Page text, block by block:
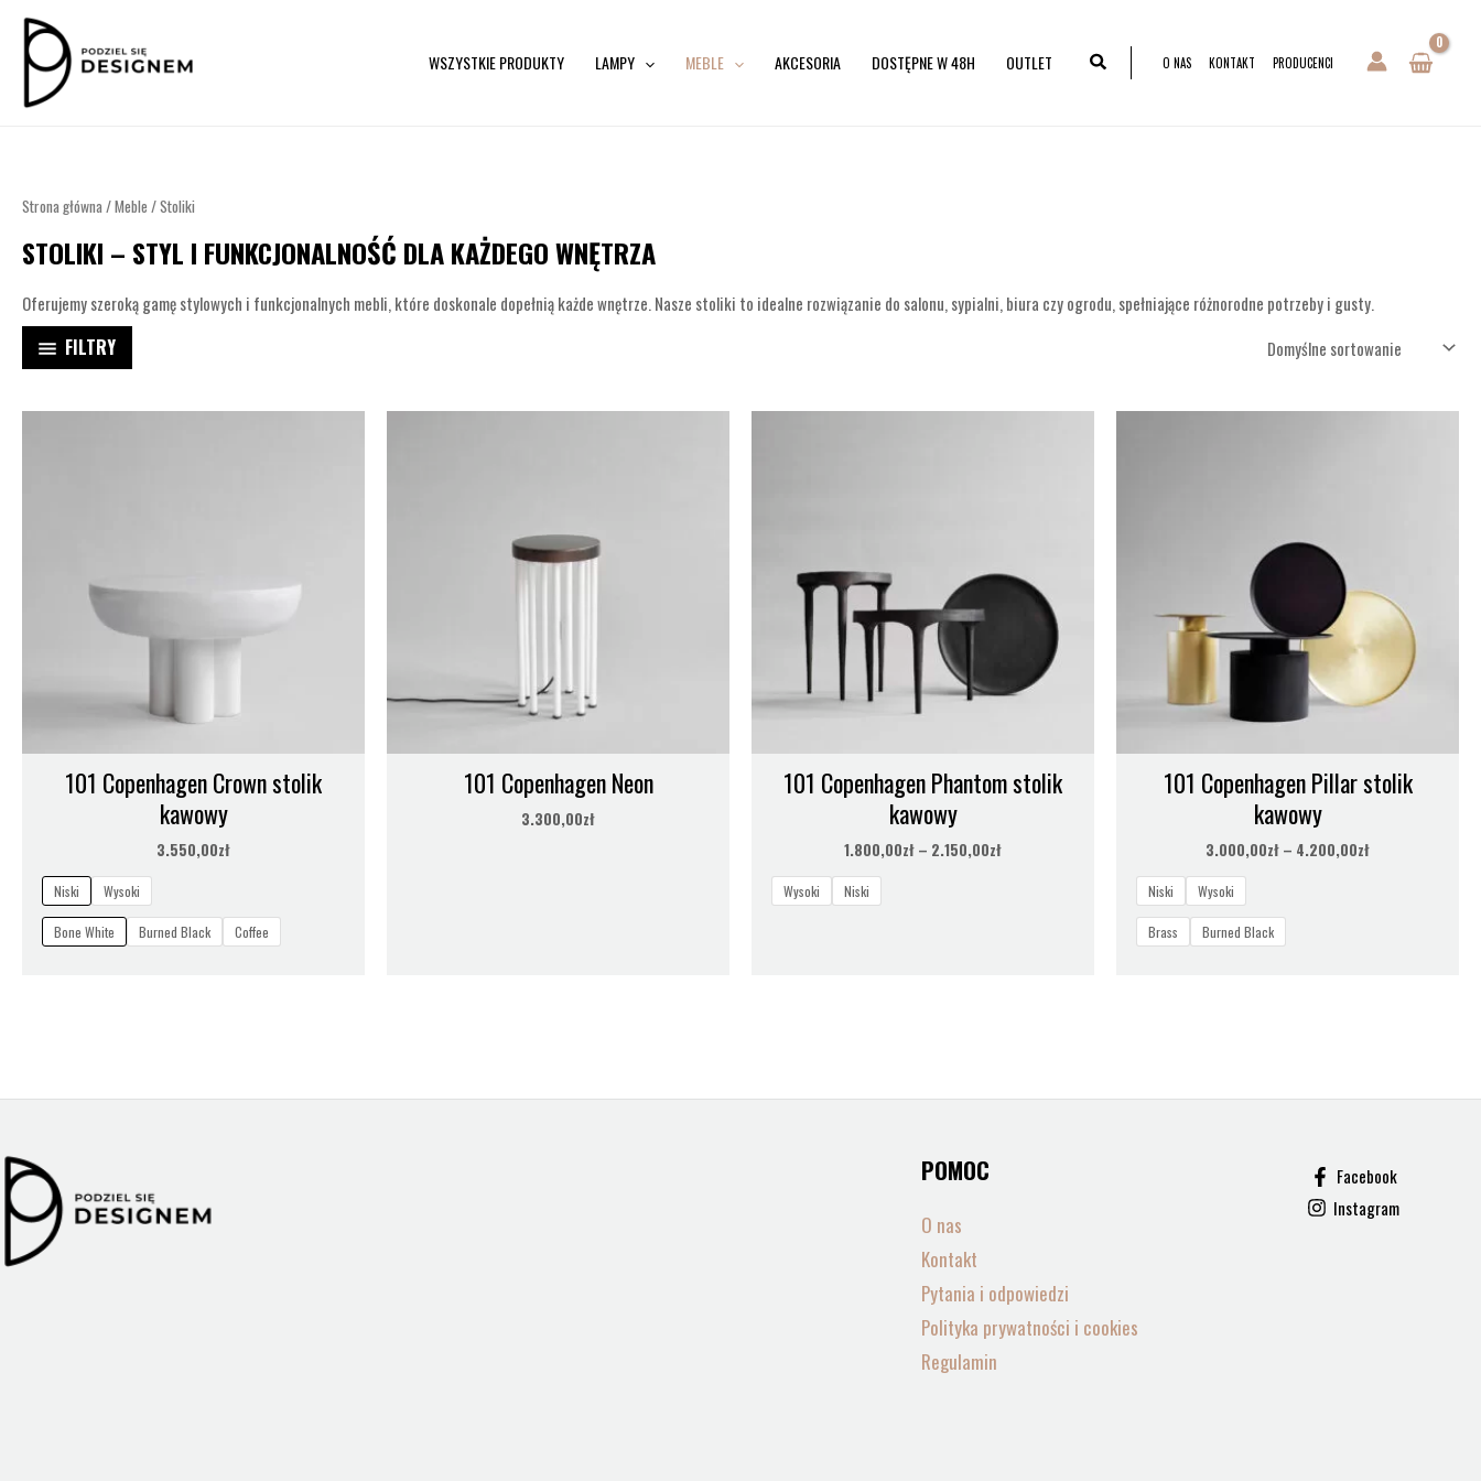
Przejdź
treści
WSZYSTKIE PRODUKTY LAMPY MEBLE AKCESORIA DOSTĘPNE W 48H OUTLET O NAS KONTAKT PRODUCENCI
Strona główna/Meble / Stoliki
STOLIKI – STYL I FUNKCJONALNOŚĆ DLA KAŻDEGO WNĘTRZA
Oferujemy szeroką gamę stylowych i funkcjonalnych mebli, które doskonale dopełnią każde wnętrze. Nasze stoliki to idealne rozwiązanie do salonu, sypialni, biura czy ogrodu, spełniające różnorodne potrzeby i gusty.
FILTRY
101 Copenhagen Crown stolik
kawowy
3.550,00zł
Niski Wysoki
Bone White Burned Black Coffee
101 Copenhagen Neon
3.300,00zł
101 Copenhagen Phantom stolik
kawowy
1.800,00zł – 2.150,00zł
Zakres
Wysoki Niski
101 Copenhagen Pillar stolik
kawowy
3.000,00zł – 4.200,00zł
Zakres
Niski Wysoki
Brass Burned Black
POMOC
O nas
Kontakt
Pytania i odpowiedzi
Polityka prywatności i cookies
Regulamin
Facebook
Instagram